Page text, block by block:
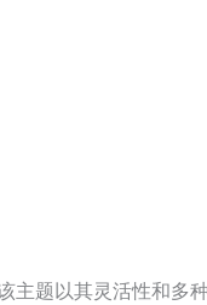
题以其灵活性和多